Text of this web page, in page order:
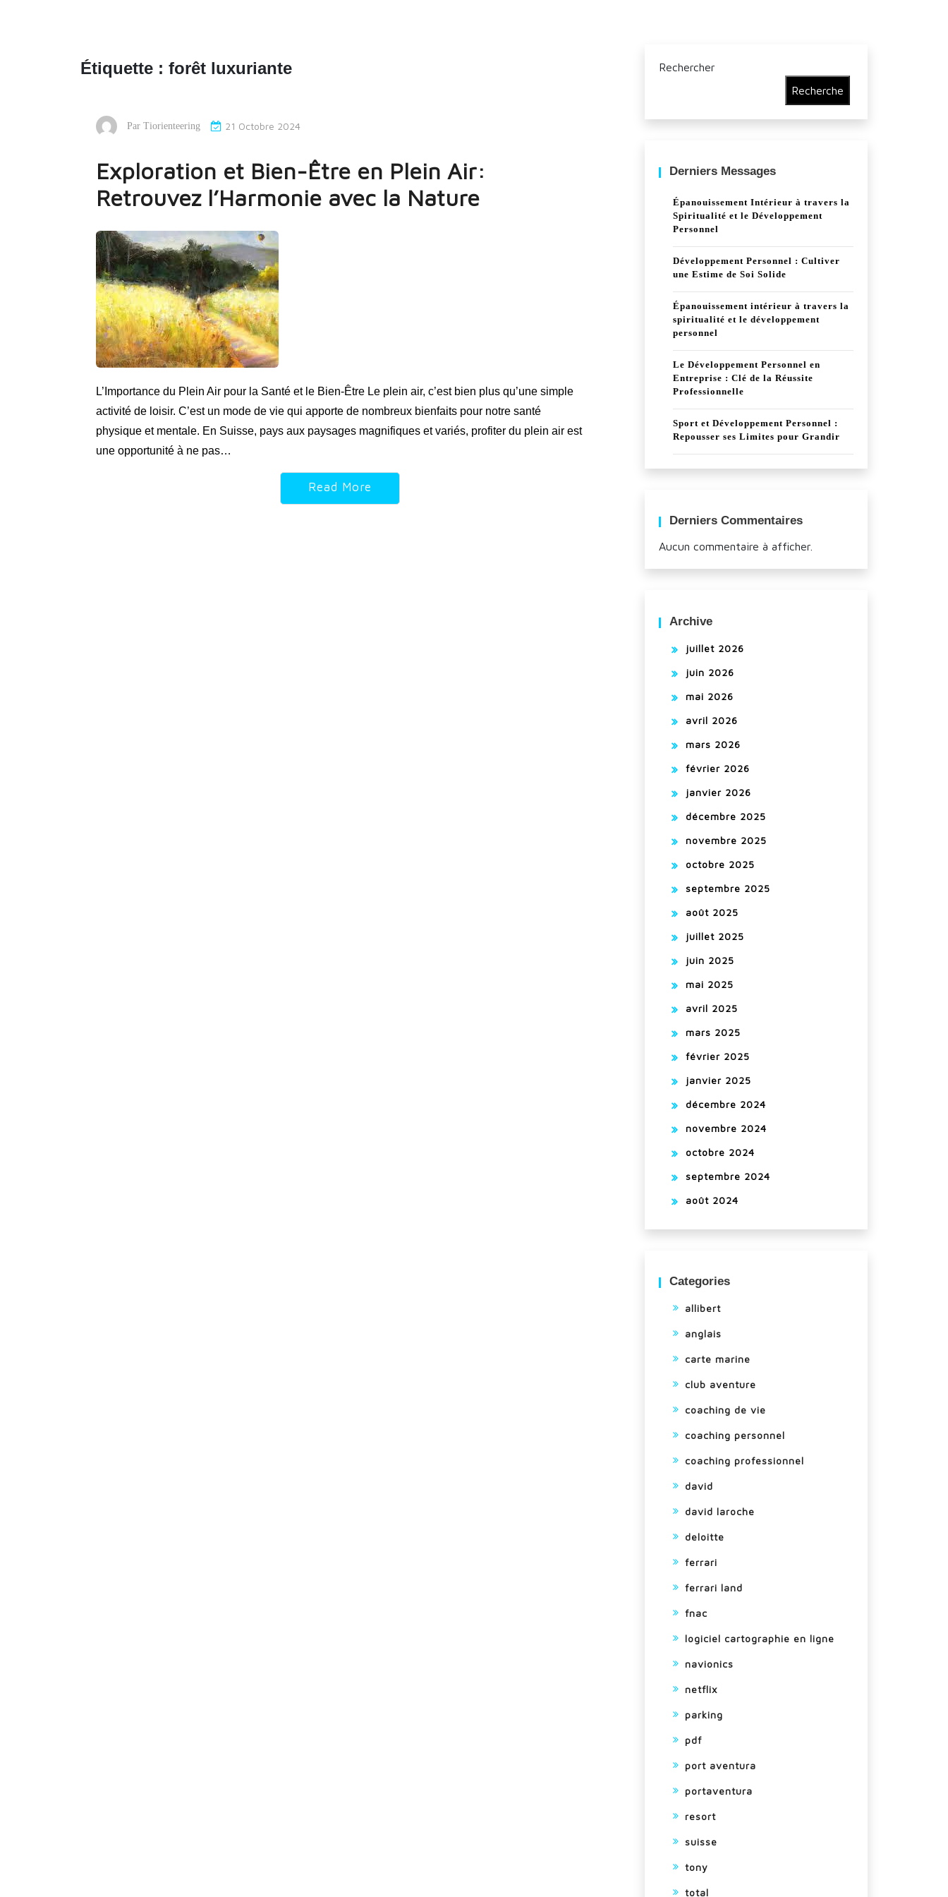
Étiquette : forêt luxuriante
Par Tiorienteering 21 Octobre 2024
Exploration et Bien-Être en Plein Air:
Retrouvez l’Harmonie avec la Nature
L’Importance du Plein Air pour la Santé et le Bien-Être Le plein air, c’est bien plus qu’une simple
activité de loisir. C’est un mode de vie qui apporte de nombreux bienfaits pour notre santé
physique et mentale. En Suisse, pays aux paysages magnifiques et variés, profiter du plein air est
une opportunité à ne pas…
Read More
Rechercher
Recherche
Derniers Messages
Épanouissement Intérieur à travers la
Spiritualité et le Développement
Personnel
Développement Personnel : Cultiver
une Estime de Soi Solide
Épanouissement intérieur à travers la
spiritualité et le développement
personnel
Le Développement Personnel en
Entreprise : Clé de la Réussite
Professionnelle
Sport et Développement Personnel :
Repousser ses Limites pour Grandir
Derniers Commentaires
Aucun commentaire à afficher.
Archive
juillet 2026
juin 2026
mai 2026
avril 2026
mars 2026
février 2026
janvier 2026
décembre 2025
novembre 2025
octobre 2025
septembre 2025
août 2025
juillet 2025
juin 2025
mai 2025
avril 2025
mars 2025
février 2025
janvier 2025
décembre 2024
novembre 2024
octobre 2024
septembre 2024
août 2024
Categories
allibert
anglais
carte marine
club aventure
coaching de vie
coaching personnel
coaching professionnel
david
david laroche
deloitte
ferrari
ferrari land
fnac
logiciel cartographie en ligne
navionics
netflix
parking
pdf
port aventura
portaventura
resort
suisse
tony
total